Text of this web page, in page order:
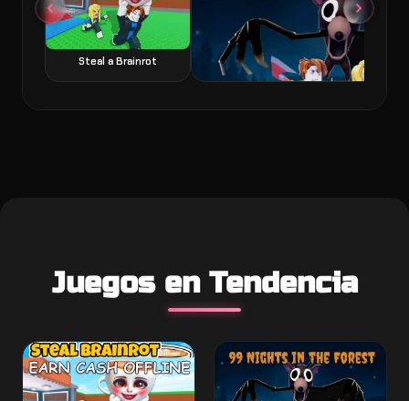
Steal a Brainrot
Juegos en Tendencia